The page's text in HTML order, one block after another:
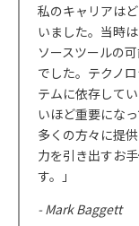
私のキャリアは
いました。当時
ソースツールの
でした。テクノ
テムに依存して
いほど重要にな
多くの方々に提
力を引き出すお
す。」
- Mark Baggett